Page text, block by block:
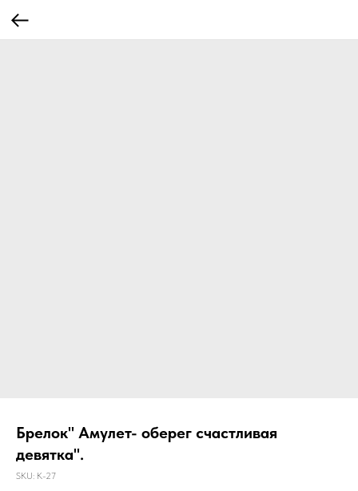
Брелок" Амулет- оберег счастливая
девятка".
SKU: К-27